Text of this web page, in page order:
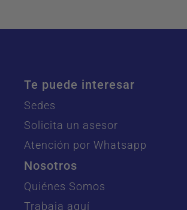
Te puede interesar
Sedes
Solicita un asesor
Atención por Whatsapp
Nosotros
Quiénes Somos
Trabaja aquí